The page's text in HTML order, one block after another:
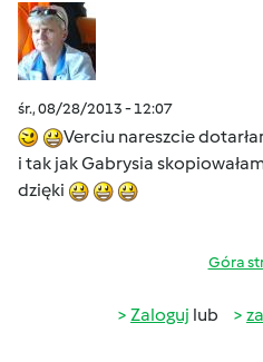
śr., 08/28/2013 - 12:07
Verciu nareszcie
i tak jak Gabrysia
dzięki
Góra
Zaloguj lub